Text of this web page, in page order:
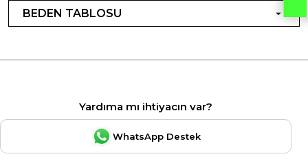
BEDEN TABLOSU
Yardıma mı ihtiyacın var?
WhatsApp Destek